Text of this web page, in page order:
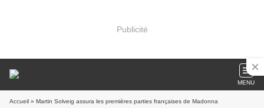
Publicité
MENU
Accueil » Martin Solveig assura les premières parties françaises de Madonna